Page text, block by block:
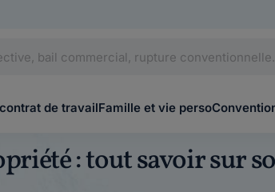
de travailFamille et vie perso
: tout savoir sur